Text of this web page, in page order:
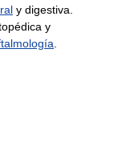
y digestiva.
y